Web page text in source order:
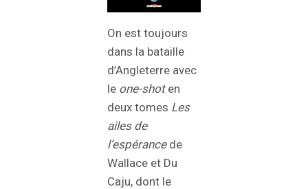
On est toujours
dans la bataille
d’Angleterre avec
le one-shoten
deux tomes Les
ailes de
l’espérance de
Wallace et Du
Caju, dont le